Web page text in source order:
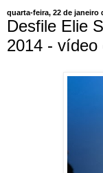
quarta-feira, 22 de janeiro
Desfile Elie
2014 - vídeo